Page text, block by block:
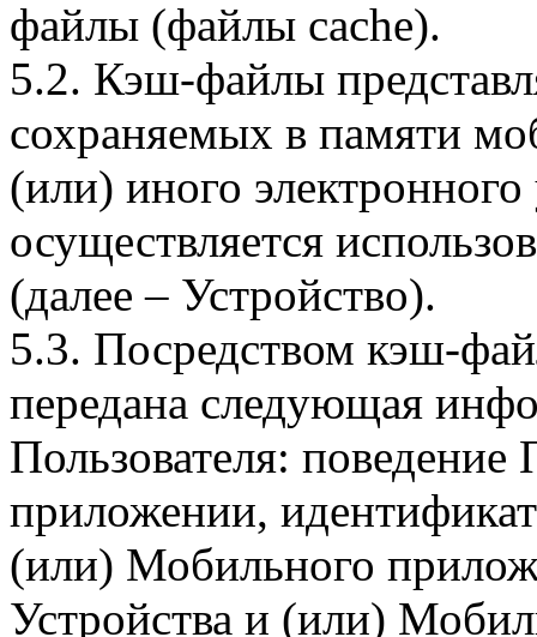
файлы (файлы cache).
5.2. Кэш-файлы
сохраняемых в памяти
(или) иного электронного
осуществляется
(далее – Устройство).
5.3. Посредством кэш-
передана следующая
Пользователя:
приложении,
(или) Мобильного
Устройства и (или)